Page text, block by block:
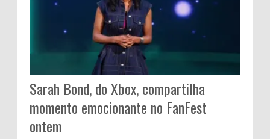
Sarah Bond, do Xbox, compartilha
momento emocionante no FanFest
ontem